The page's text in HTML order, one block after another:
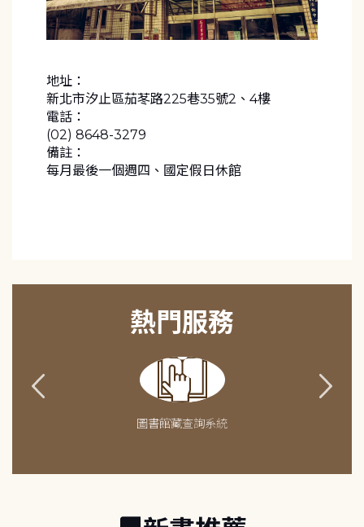
地址：
新北市汐止區茄苳路225巷35號2、4樓
電話：
(02) 8648-3279
備註：
每月最後一個週四、國定假日休館
熱門服務
圖書館藏查詢系統